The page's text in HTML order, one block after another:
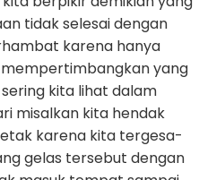
tidak selesai dengan
karena hanya
yang
kita lihat dalam
misalkan kita hendak
karena kita tergesa-
gelas tersebut dengan